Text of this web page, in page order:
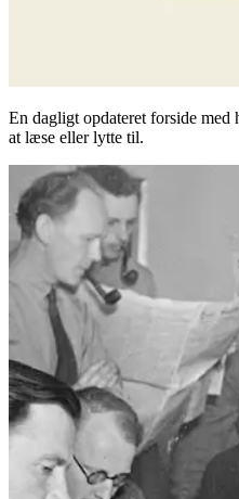
En dagligt opdateret forside
at læse eller lytte til.